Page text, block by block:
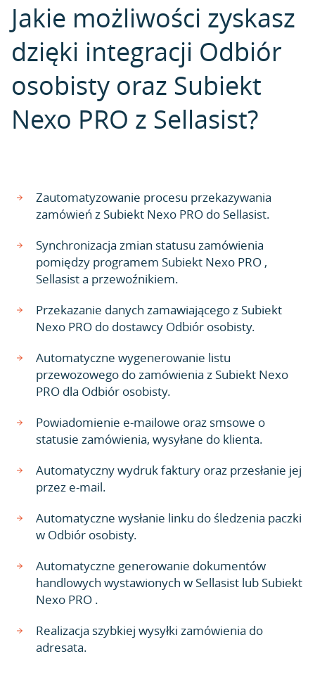
Jakie możliwości zyskasz
dzięki integracji Odbiór
osobisty oraz Subiekt
Nexo PRO z Sellasist?
Zautomatyzowanie procesu przekazywania
zamówień z Subiekt Nexo PRO do Sellasist.
Synchronizacja zmian statusu zamówienia
pomiędzy programem Subiekt Nexo PRO ,
Sellasist a przewoźnikiem.
Przekazanie danych zamawiającego z Subiekt
Nexo PRO do dostawcy Odbiór osobisty.
Automatyczne wygenerowanie listu
przewozowego do zamówienia z Subiekt Nexo
PRO dla Odbiór osobisty.
Powiadomienie e-mailowe oraz smsowe o
statusie zamówienia, wysyłane do klienta.
Automatyczny wydruk faktury oraz przesłanie jej
przez e-mail.
Automatyczne wysłanie linku do śledzenia paczki
w Odbiór osobisty.
Automatyczne generowanie dokumentów
handlowych wystawionych w Sellasist lub Subiekt
Nexo PRO .
Realizacja szybkiej wysyłki zamówienia do
adresata.